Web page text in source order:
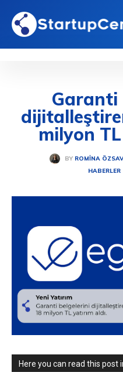
Garanti
milyon TL
BY ROMINA
HABERLER
Here you can read this post